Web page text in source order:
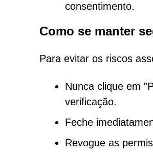
consentimento.
Como se manter
Para evitar os riscos
Nunca clique em
verificação.
Feche
Revogue as